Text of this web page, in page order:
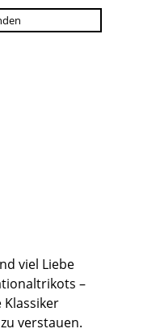
viel Liebe
–
Klassiker
verstauen.